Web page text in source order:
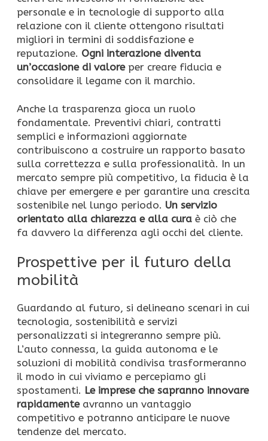
personale e in tecnologie di supporto alla
relazione con il cliente ottengono risultati
migliori in termini di soddisfazione e
reputazione. Ogni interazione diventa
un’occasione di valoreper creare fiducia e
consolidare il legame con il marchio.
Anche la trasparenza gioca un ruolo
fondamentale. Preventivi chiari, contratti
semplici e informazioni aggiornate
contribuiscono a costruire un rapporto basato
sulla correttezza e sulla professionalità. In un
mercato sempre più competitivo, la fiducia è la
chiave per emergere e per garantire una crescita
sostenibile nel lungo periodo. Un servizio
orientato alla chiarezza e alla cura è ciò che
fa davvero la differenza agli occhi del cliente.
Prospettive per il futuro della
mobilità
Guardando al futuro, si delineano scenari in cui
tecnologia, sostenibilità e servizi
personalizzati si integreranno sempre più.
L’auto connessa, la guida autonoma e le
soluzioni di mobilità condivisa trasformeranno
il modo in cui viviamo e percepiamo gli
spostamenti. Le imprese che sapranno innovare
rapidamenteavranno un vantaggio
competitivo e potranno anticipare le nuove
tendenze del mercato.